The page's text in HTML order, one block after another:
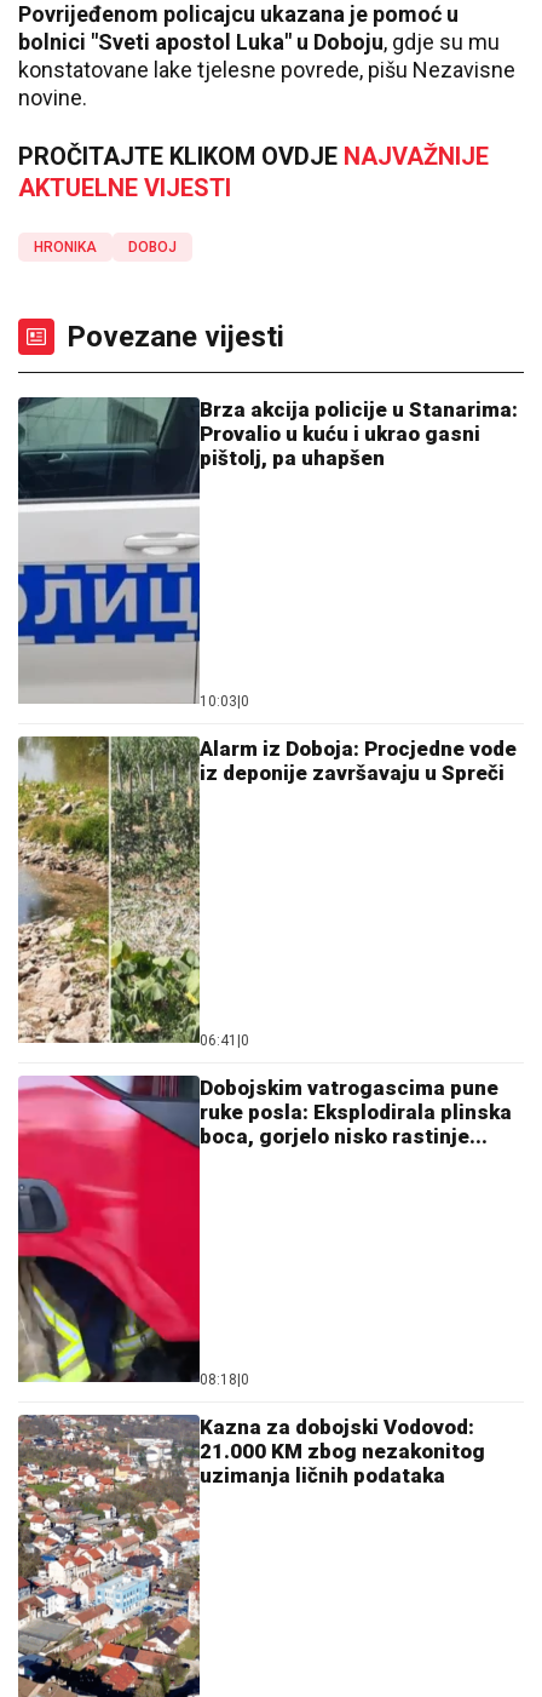
Povrijeđenom policajcu ukazana je pomoć u
bolnici "Sveti apostol Luka" u Doboju, gdje su mu
konstatovane lake tjelesne povrede, pišu Nezavisne
novine.
PROČITAJTE KLIKOM OVDJE NAJVAŽNIJE
AKTUELNE VIJESTI
HRONIKA DOBOJ
Povezane vijesti
Brza akcija policije u Stanarima:
Provalio u kuću i ukrao gasni
pištolj, pa uhapšen
10:03 0
Alarm iz Doboja: Procjedne vode
iz deponije završavaju u Spreči
06:41 0
Dobojskim vatrogascima pune
ruke posla: Eksplodirala plinska
boca, gorjelo nisko rastinje...
08:18 0
Kazna za dobojski Vodovod:
21.000 KM zbog nezakonitog
uzimanja ličnih podataka